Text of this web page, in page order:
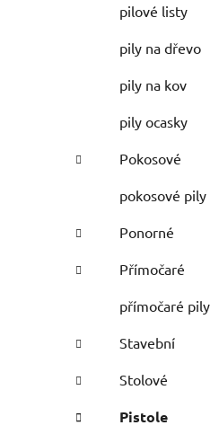
pilové listy
pily na dřevo
pily na kov
pily ocasky
Pokosové
pokosové pily
Ponorné
Přímočaré
přímočaré pily
Stavební
Stolové
Pistole